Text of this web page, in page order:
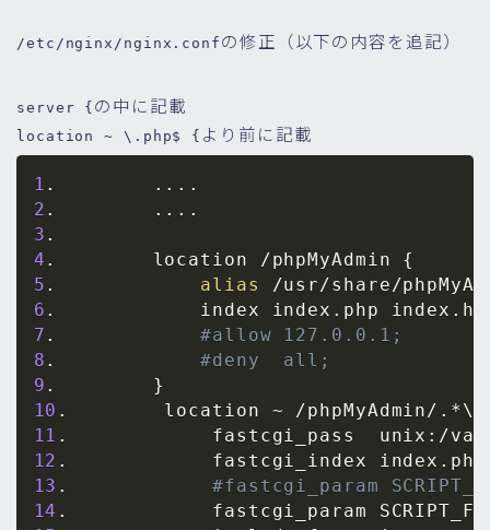
/etc/nginx/nginx.conf の修正（以下の内容を追記）
server { の中に記載
location ~ \.php$ { より前に記載
1 . .. ..
2 . .. ..
3
4 .        location /phpMyAdmin {
5 . alias
/usr/share/
6 .            index index.php
7 . #allow 127.0.0.1;
8 . #deny  all;
9 . }
10 .        location ~ /phpMyAdmin/.*\
11 .            fastcgi_pass  unix:/var/
12 .            fastcgi_index index.php
13 . #fastcgi_param
14 .            fastcgi_param